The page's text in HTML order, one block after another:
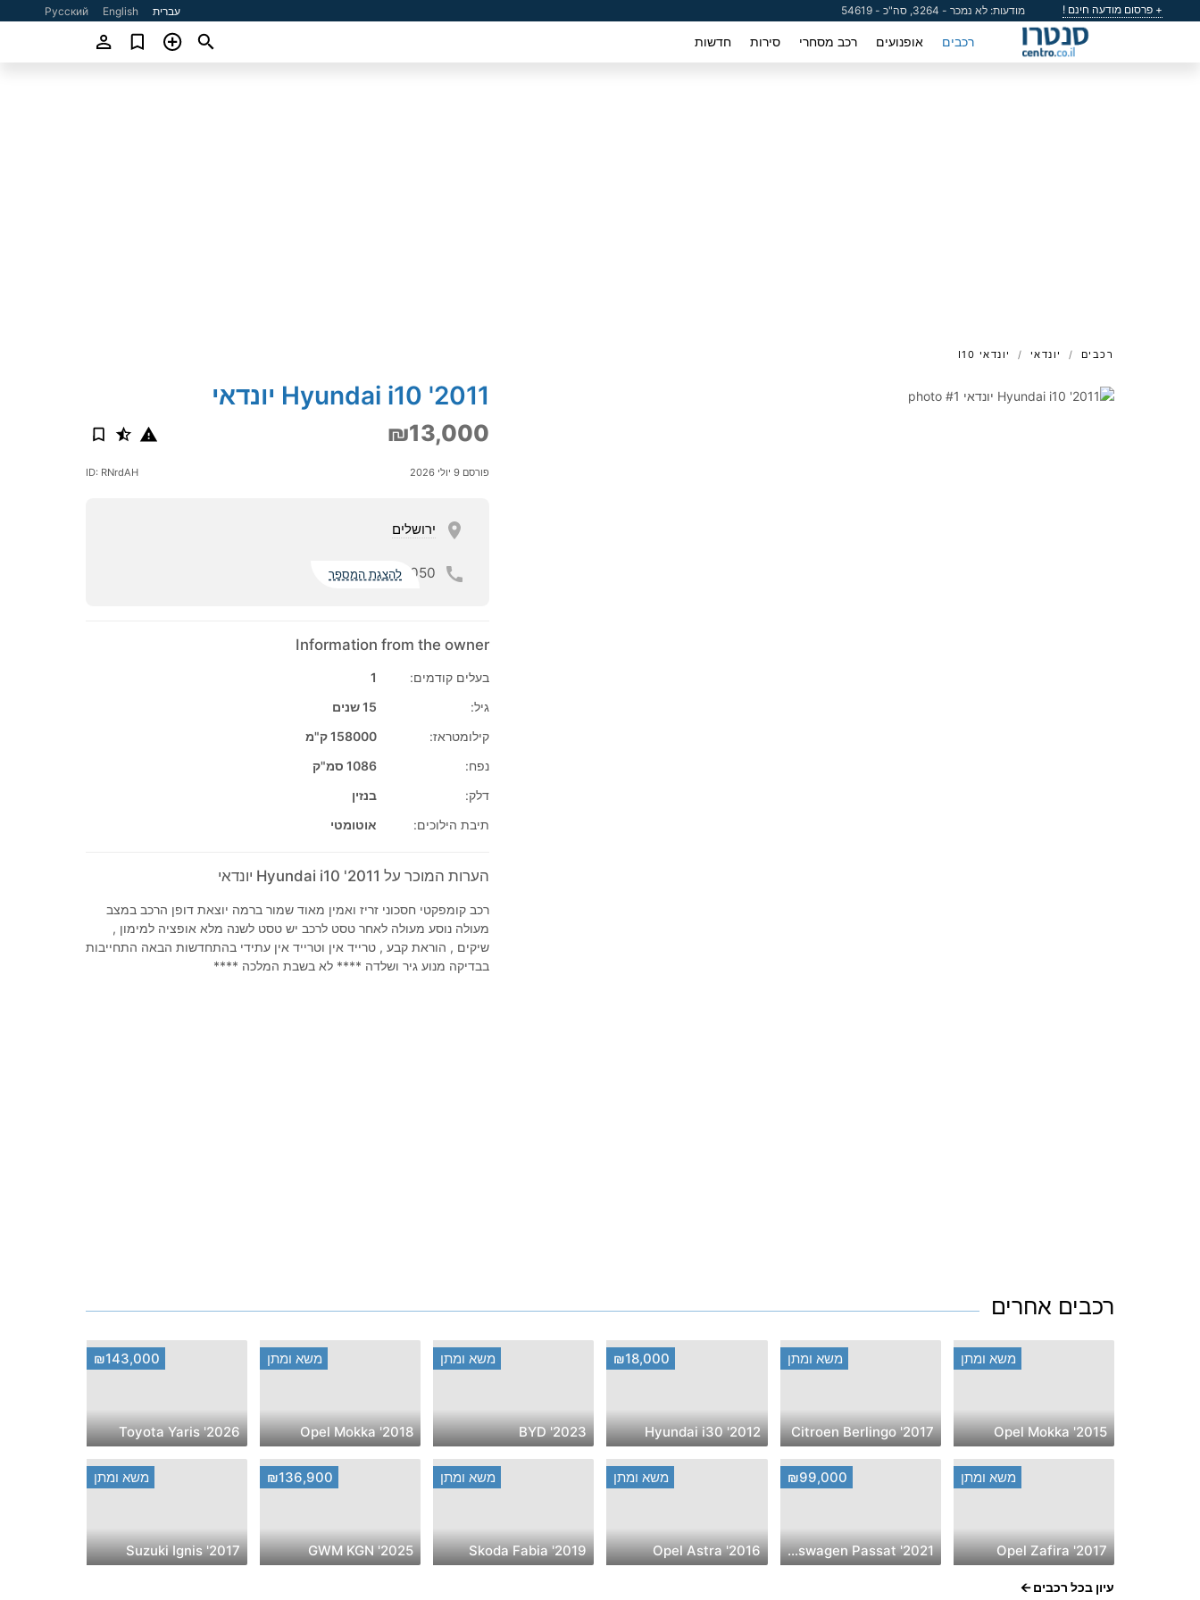
+ פרסום מודעה חינם ! מודעות: לא נמכר - 3264, סה"כ - 54619 עברית English
Русский
רכבים אופנועים רכב מסחרי סירות חדשות
רכבים יונדאי יונדאי I10
2011' Hyundai i10 יונדאי
₪13,000
פורסם 9 יולי 2026 ID: RNrdAH
ירושלים
050 להצגת המספר
Information from the owner
בעלים קודמים:
1
גיל:
15 שנים
קילומטראז:
158000 ק"מ
נפח:
1086 סמ"ק
דלק:
בנזין
תיבת הילוכים:
אוטומטי
הערות המוכר על 2011' Hyundai i10 יונדאי
רכב קומפקטי חסכוני זריז ואמין מאוד שמור ברמה יוצאת דופן הרכב במצב
מעולה נוסע מעולה לאחר טסט לרכב יש טסט לשנה מלא אופציה למימון ,
שיקים , הוראת קבע , טרייד אין וטרייד אין עתידי בהתחדשות הבאה התחייבות
בבדיקה מנוע גיר ושלדה **** לא בשבת המלכה ****
רכבים אחרים
משא ומתן
2015' Opel Mokka
משא ומתן
2017' Citroen Berlingo
₪18,000
2012' Hyundai i30
משא ומתן
2023' BYD
משא ומתן
2018' Opel Mokka
₪143,000
2026' Toyota Yaris
משא ומתן
2017' Opel Zafira
₪99,000
2021' Volkswagen Passat
משא ומתן
2016' Opel Astra
משא ומתן
2019' Skoda Fabia
₪136,900
2025' GWM KGN
משא ומתן
2017' Suzuki Ignis
עיון בכל רכבים